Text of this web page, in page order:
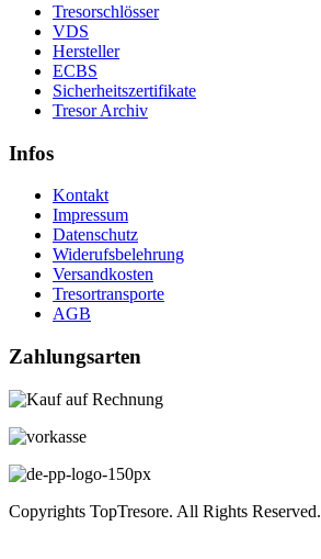
Tresorschlösser
VDS
Hersteller
ECBS
Sicherheitszertifikate
Tresor Archiv
Infos
Kontakt
Impressum
Datenschutz
Widerufsbelehrung
Versandkosten
Tresortransporte
AGB
Zahlungsarten
Copyrights TopTresore. All Rights Reserved.